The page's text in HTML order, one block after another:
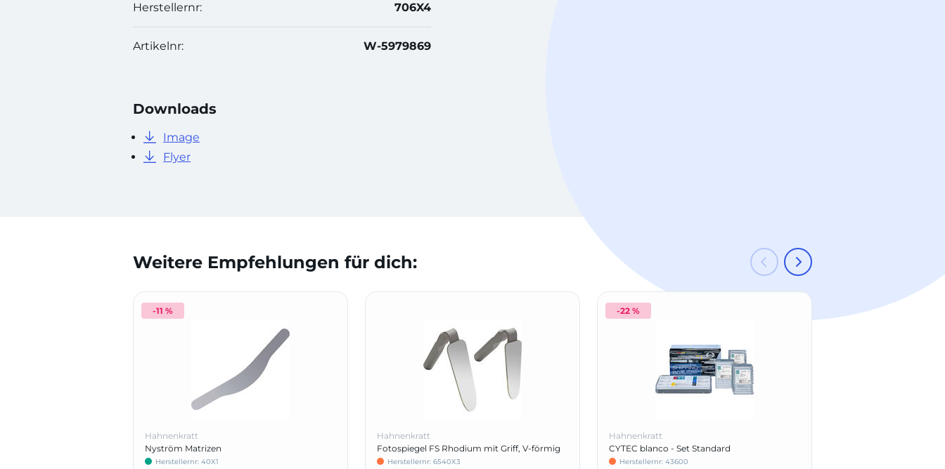
Herstellernr: 706X4
Artikelnr: W-5979869
Downloads
Image
Flyer
Weitere Empfehlungen für dich:
-11 %
Hahnenkratt
Nyström Matrizen
Herstellernr: 40X1
Hahnenkratt
Fotospiegel FS Rhodium mit Griff, V-förmig
Herstellernr: 6540X3
-22 %
Hahnenkratt
CYTEC blanco - Set Standard
Herstellernr: 43600
-6 %